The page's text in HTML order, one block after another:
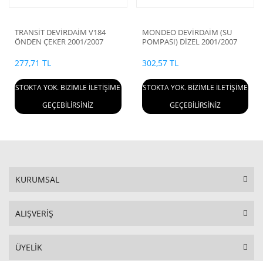
TRANSİT DEVİRDAİM V184
ÖNDEN ÇEKER 2001/2007
277,71 TL
STOKTA YOK. BİZİMLE İLETİŞİME
GEÇEBİLİRSİNİZ
MONDEO DEVİRDAİM (SU
POMPASI) DİZEL 2001/2007
302,57 TL
STOKTA YOK. BİZİMLE İLETİŞİME
GEÇEBİLİRSİNİZ
KURUMSAL
ALIŞVERİŞ
ÜYELİK